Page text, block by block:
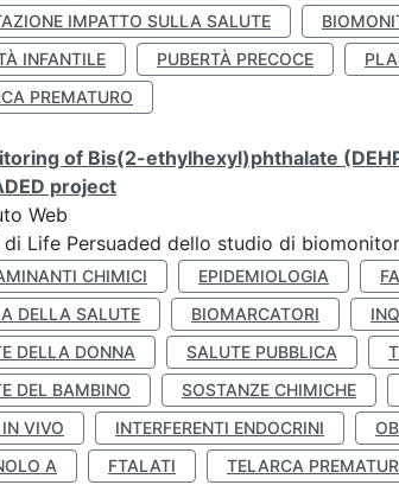
IMPATTO SULLA SALUTE
INFANTILE
PUBERTÀ PRECOCE
PREMATURO
of Bis(2-ethylhexyl)phthalate
project
Web
di Life Persuaded dello studio di
CHIMICI EPIDEMIOLOGIA
DELLA SALUTE
BIOMARCATORI
DELLA DONNA
SALUTE PUBBLICA
DEL BAMBINO
SOSTANZE CHIMICHE
VIVO
INTERFERENTI ENDOCRINI
A
FTALATI TELARCA